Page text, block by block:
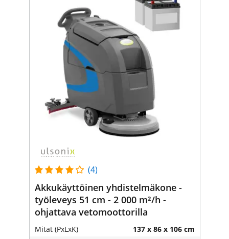
(4)
Akkukäyttöinen yhdistelmäkone -
työleveys 51 cm - 2 000 m²/h -
ohjattava vetomoottorilla
Mitat (PxLxK) 137 x 86 x 106 cm